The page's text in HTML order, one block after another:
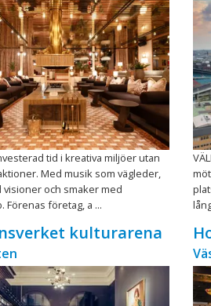
tid i kreativa miljöer utan
Med musik som vägleder,
och smaker med
Förenas företag, a ...
kulturarena